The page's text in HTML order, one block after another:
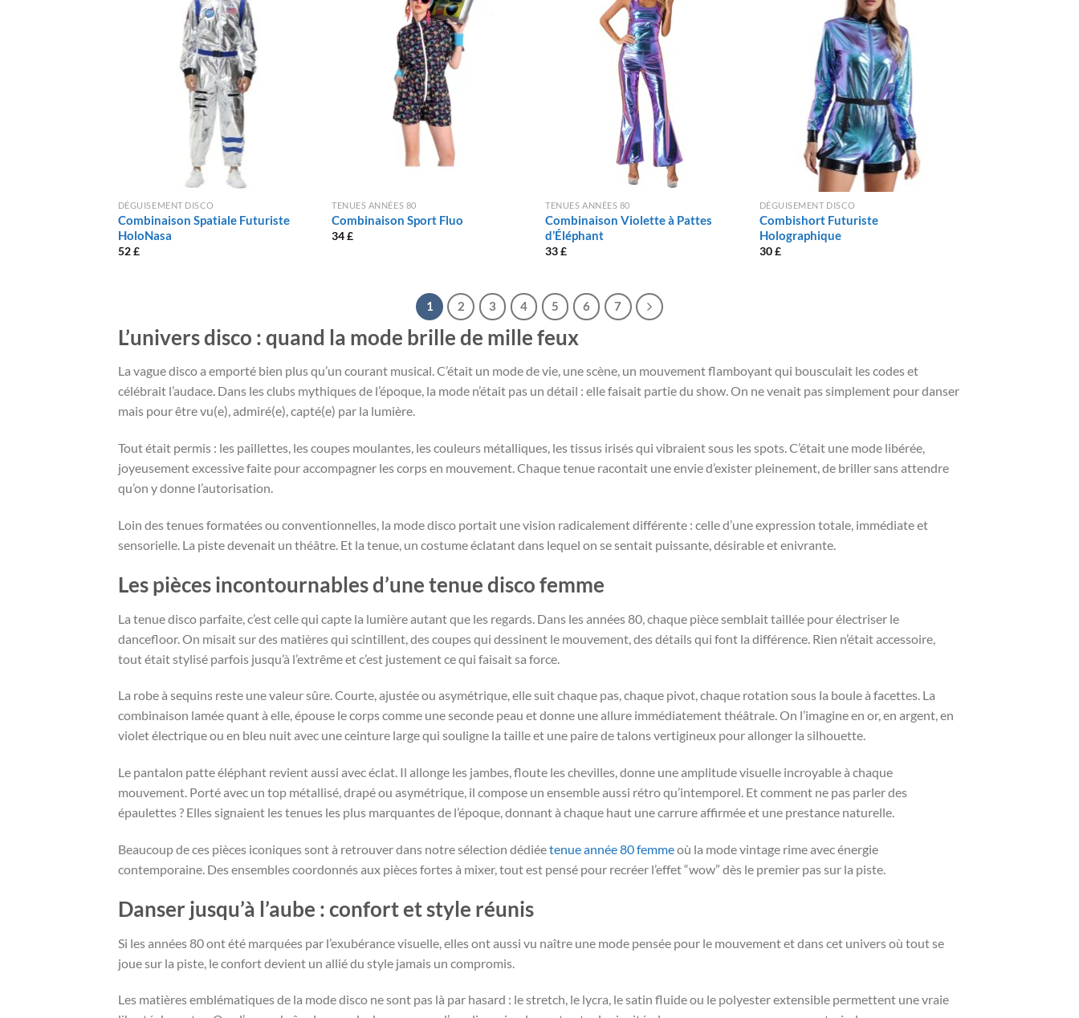
DÉGUISEMENT DISCO
Combinaison Spatiale Futuriste
HoloNasa
52£
TENUES ANNÉES 80
Combinaison Sport Fluo
34£
TENUES ANNÉES 80
Combinaison Violette à Pattes
d’Éléphant
33£
DÉGUISEMENT DISCO
Combishort Futuriste
Holographique
30£
1 2 3 4 5 6 7
L’univers disco : quand la mode brille de mille feux
La vague disco a emporté bien plus qu’un courant musical. C’était un mode de vie, une scène, un mouvement flamboyant qui bousculait les codes et
célébrait l’audace. Dans les clubs mythiques de l’époque, la mode n’était pas un détail : elle faisait partie du show. On ne venait pas simplement pour danser
mais pour être vu(e), admiré(e), capté(e) par la lumière.
Tout était permis : les paillettes, les coupes moulantes, les couleurs métalliques, les tissus irisés qui vibraient sous les spots. C’était une mode libérée,
joyeusement excessive faite pour accompagner les corps en mouvement. Chaque tenue racontait une envie d’exister pleinement, de briller sans attendre
qu’on y donne l’autorisation.
Loin des tenues formatées ou conventionnelles, la mode disco portait une vision radicalement différente : celle d’une expression totale, immédiate et
sensorielle. La piste devenait un théâtre. Et la tenue, un costume éclatant dans lequel on se sentait puissante, désirable et enivrante.
Les pièces incontournables d’une tenue disco femme
La tenue disco parfaite, c’est celle qui capte la lumière autant que les regards. Dans les années 80, chaque pièce semblait taillée pour électriser le
dancefloor. On misait sur des matières qui scintillent, des coupes qui dessinent le mouvement, des détails qui font la différence. Rien n’était accessoire,
tout était stylisé parfois jusqu’à l’extrême et c’est justement ce qui faisait sa force.
La robe à sequins reste une valeur sûre. Courte, ajustée ou asymétrique, elle suit chaque pas, chaque pivot, chaque rotation sous la boule à facettes. La
combinaison lamée quant à elle, épouse le corps comme une seconde peau et donne une allure immédiatement théâtrale. On l’imagine en or, en argent, en
violet électrique ou en bleu nuit avec une ceinture large qui souligne la taille et une paire de talons vertigineux pour allonger la silhouette.
Le pantalon patte éléphant revient aussi avec éclat. Il allonge les jambes, floute les chevilles, donne une amplitude visuelle incroyable à chaque
mouvement. Porté avec un top métallisé, drapé ou asymétrique, il compose un ensemble aussi rétro qu’intemporel. Et comment ne pas parler des
épaulettes ? Elles signaient les tenues les plus marquantes de l’époque, donnant à chaque haut une carrure affirmée et une prestance naturelle.
Beaucoup de ces pièces iconiques sont à retrouver dans notre sélection dédiéetenue année 80 femmeoù la mode vintage rime avec énergie
contemporaine. Des ensembles coordonnés aux pièces fortes à mixer, tout est pensé pour recréer l’effet “wow” dès le premier pas sur la piste.
Danser jusqu’à l’aube : confort et style réunis
Si les années 80 ont été marquées par l’exubérance visuelle, elles ont aussi vu naître une mode pensée pour le mouvement et dans cet univers où tout se
joue sur la piste, le confort devient un allié du style jamais un compromis.
Les matières emblématiques de la mode disco ne sont pas là par hasard : le stretch, le lycra, le satin fluide ou le polyester extensible permettent une vraie